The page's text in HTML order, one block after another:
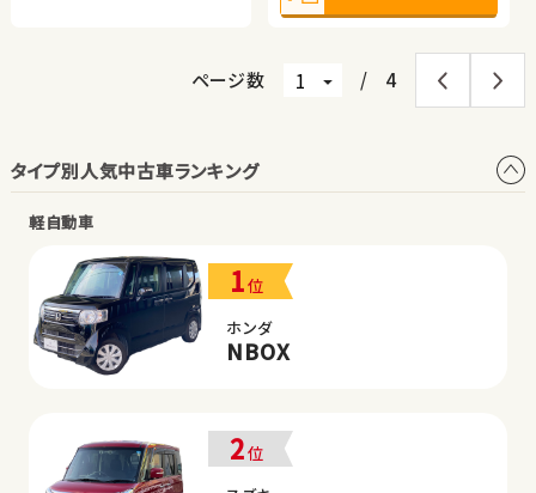
ページ数 / 4
タイプ別人気中古車ランキング
軽自動車
1位
ホンダ
NBOX
2位